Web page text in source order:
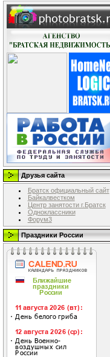
Друзья сайта
Братск официальный сайт
Байкалвестком
Центр занятости г.Братск
Одноклассники
Форум3
Праздники России